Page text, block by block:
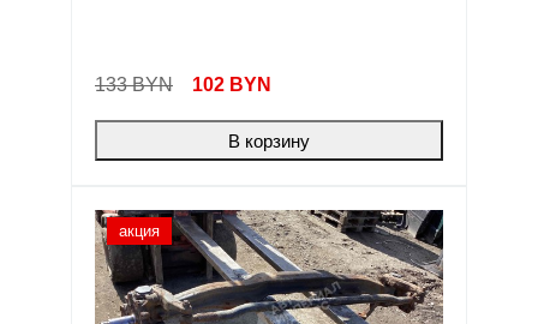
133 BYN 102 BYN
В корзину
акция